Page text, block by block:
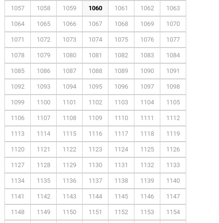
1057 1058 1059 1060 1061 1062 1063
1064 1065 1066 1067 1068 1069 1070
1071 1072 1073 1074 1075 1076 1077
1078 1079 1080 1081 1082 1083 1084
1085 1086 1087 1088 1089 1090 1091
1092 1093 1094 1095 1096 1097 1098
1099 1100 1101 1102 1103 1104 1105
1106 1107 1108 1109 1110 1111 1112
1113 1114 1115 1116 1117 1118 1119
1120 1121 1122 1123 1124 1125 1126
1127 1128 1129 1130 1131 1132 1133
1134 1135 1136 1137 1138 1139 1140
1141 1142 1143 1144 1145 1146 1147
1148 1149 1150 1151 1152 1153 1154